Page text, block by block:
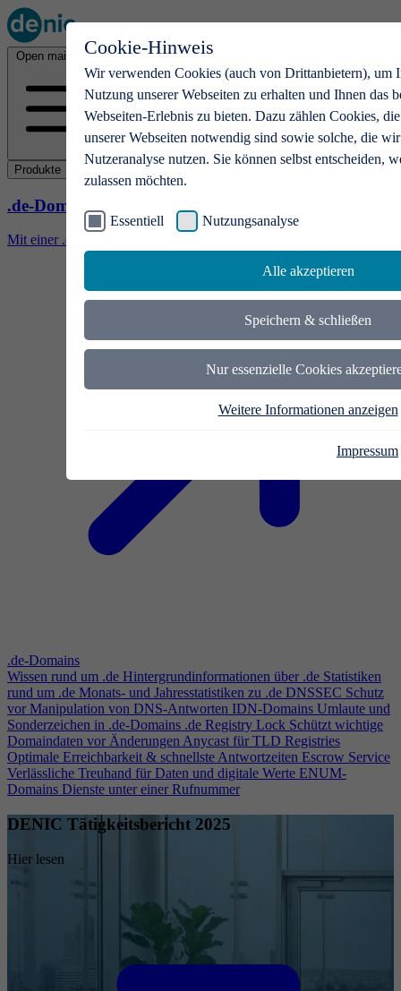
Cookie-Hinweis
Wir verwenden Cookies (auch von Drittanbietern), um
Nutzung unserer Webseiten zu erhalten und Ihnen das
Webseiten-Erlebnis zu bieten. Dazu zählen Cookies,
unserer Webseiten notwendig sind sowie solche, die
Nutzeranalyse nutzen. Sie können selbst entscheiden,
zulassen möchten.
Essentiell Nutzungsanalyse
Alle akzeptieren
Speichern & schließen
Nur essenzielle Cookies
Weitere Informationen anzeigen
Impressum
Open main menu
Produkte
.de-Domains
Mit einer .de-Domain erhalten Ideen eine Bühne
.de-Domains
Wissen rund um .de Hintergrundinformationen über .de Statistiken
rund um .de Monats- und Jahresstatistiken zu .de DNSSEC Schutz
vor Manipulation von DNS-Antworten IDN-Domains Umlaute und
Sonderzeichen in .de-Domains .de Registry Lock Schützt wichtige
Domaindaten vor ÄnderungenAnycast für TLD Registries
Optimale Erreichbarkeit & schnellste Antwortzeiten Escrow Service
Verlässliche Treuhand für Daten und digitale Werte ENUM-
Domains Dienste unter einer Rufnummer
DENIC Tätigkeitsbericht 2025
Hier lesen